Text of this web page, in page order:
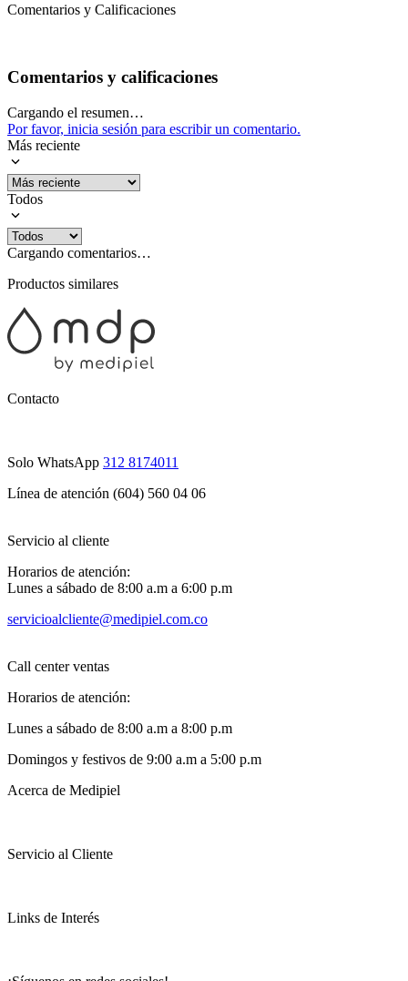
Comentarios y Calificaciones
Comentarios y calificaciones
Cargando el resumen…
Por favor, inicia sesión para escribir un comentario.
Más reciente
Todos
Cargando comentarios…
Productos similares
Contacto
Solo WhatsApp 312 8174011
Línea de atención (604) 560 04 06
Servicio al cliente
Horarios de atención:
Lunes a sábado de 8:00 a.m a 6:00 p.m
servicioalcliente@medipiel.com.co
Call center ventas
Horarios de atención:
Lunes a sábado de 8:00 a.m a 8:00 p.m
Domingos y festivos de 9:00 a.m a 5:00 p.m
Acerca de Medipiel
Servicio al Cliente
Links de Interés